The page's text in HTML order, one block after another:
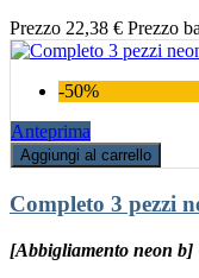
Prezzo 22,38 € Prezzo
-50%
Anteprima
Aggiungi al carrello
Completo 3 pezzi
[Abbigliamento neon b]